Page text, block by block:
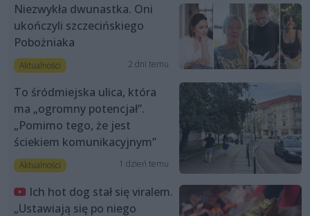
Niezwykła dwunastka. Oni
ukończyli szczecińskiego
Pobożniaka
Aktualności 2 dni temu
To śródmiejska ulica, która
ma „ogromny potencjał”.
„Pomimo tego, że jest
ściekiem komunikacyjnym”
Aktualności 1 dzień temu
Ich hot dog stał się viralem.
„Ustawiają się po niego